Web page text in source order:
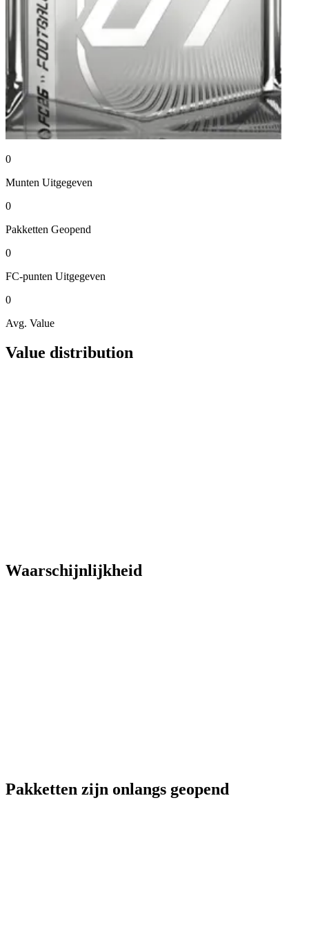
0
Munten Uitgegeven
0
Pakketten Geopend
0
FC-punten Uitgegeven
0
Avg. Value
Value distribution
Waarschijnlijkheid
Pakketten zijn onlangs geopend